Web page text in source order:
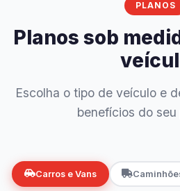
PLANOS
Planos sob
Escolha o tipo de veículo e
benefícios do seu
Carros e Vans